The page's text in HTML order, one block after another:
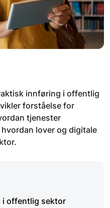
innføring i offentlig
forståelse for
tjenester
lover og digitale
i offentlig sektor